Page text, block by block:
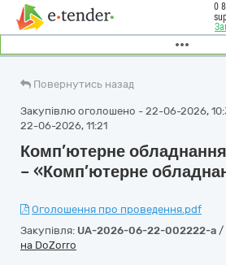
0
Повернутись назад
Закупівлю оголошено - 22-06-2026,
22-06-2026, 11:21
Комп’ютерне
– «Комп’ютерне
Оголошення про проведення.pdf
Закупівля: UA-2026-06-22-002222-a /
на DoZorro